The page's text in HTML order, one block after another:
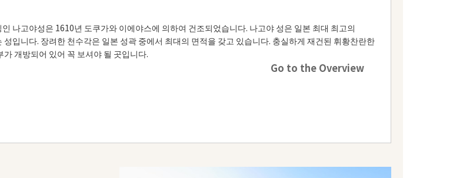
나고야성은 1610년 도쿠가와 이에야스에 의하여 건조되었습니다. 나고야 성은 일본 최대 최고의
성입니다. 장려한 천수각은 일본 성곽 중에서 최대의 면적을 갖고 있습니다. 충실하게 재건된 휘황찬란한
가 개방되어 있어 꼭 보셔야 될 곳입니다.
Go to the Overview